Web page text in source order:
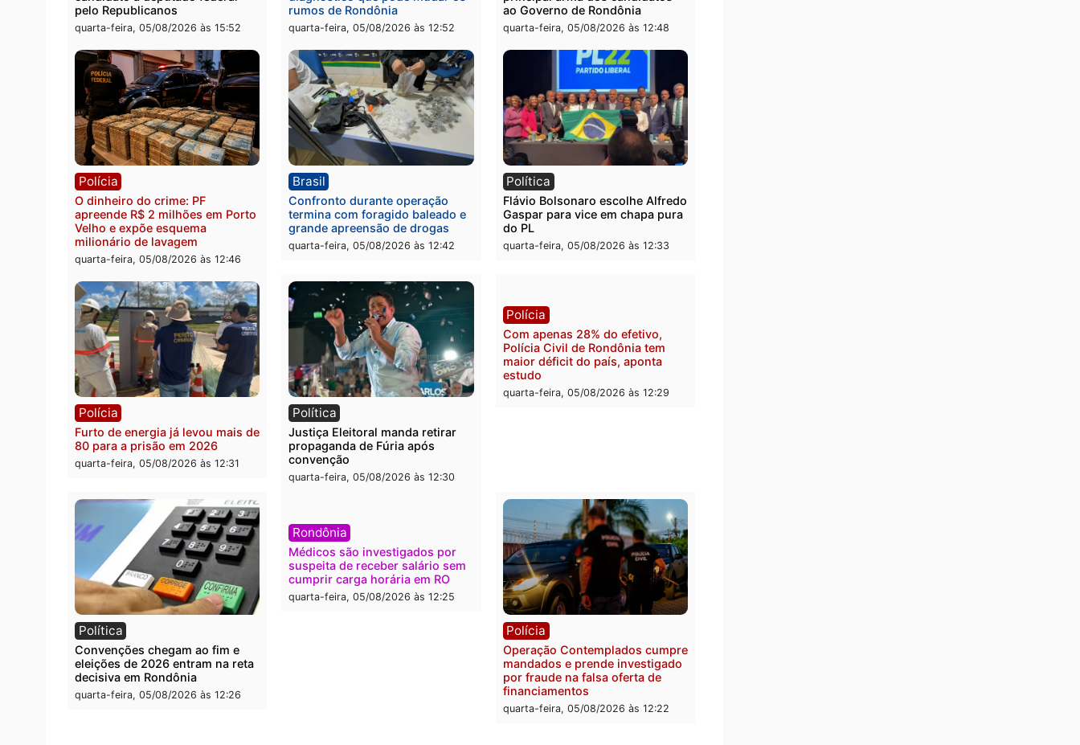
quinta-feira, 06/08/2026 às 09:02 quinta-feira, 06/08/2026 às 08:59 quinta-feira, 06/08/2026 às 08:56
Política
Jônatas França é aprovado na
convenção e confirmado
candidato a deputado federal
pelo Republicanos
quarta-feira, 05/08/2026 às 15:52
Brasil
TCE reúne candidatos ao
Governo e apresenta
diagnóstico que pode mudar os
rumos de Rondônia
Violência domina o debate
eleitoral e segurança vira
ao Governo de Rondônia
Polícia
O dinheiro do crime: PF
milionário de lavagem
quarta-feira, 05/08/2026 às 12:46
Brasil
Confronto durante operação
termina com foragido baleado e
quarta-feira, 05/08/2026 às 12:42 quarta-feira, 05/08/2026 às 12:33
Polícia
Justiça Eleitoral manda retirar
Polícia
Com apenas 28% do efetivo,
estudo
quarta-feira, 05/08/2026 às 12:29